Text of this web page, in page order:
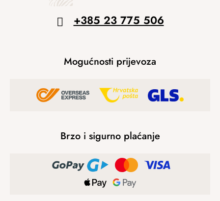
+385 23 775 506
Mogućnosti prijevoza
Brzo i sigurno plaćanje